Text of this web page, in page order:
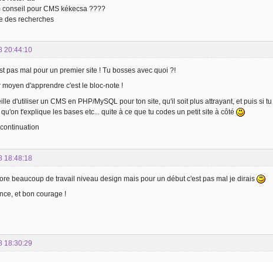
conseil pour CMS kékecsa ????
des recherches
20:44:10
pas mal pour un premier site ! Tu bosses avec quoi ?!
moyen d'apprendre c'est le bloc-note !
d'utiliser un CMS en PHP/MySQL pour ton site, qu'il soit plus attrayant, et puis si
t'explique les bases etc... quite à ce que tu codes un petit site à côté
18:48:18
beaucoup de travail niveau design mais pour un début c'est pas mal je dirais
et bon courage !
18:30:29